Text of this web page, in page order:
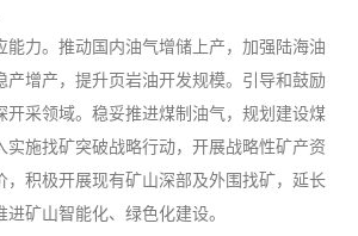
能力。推动国内油气增储上产，加强陆海油
产增产，提升页岩油开发规模。引导和鼓励
开采领域。稳妥推进煤制油气，规划建设煤
实施找矿突破战略行动，开展战略性矿产资
，积极开展现有矿山深部及外围找矿，延长
矿山智能化、绿色化建设。